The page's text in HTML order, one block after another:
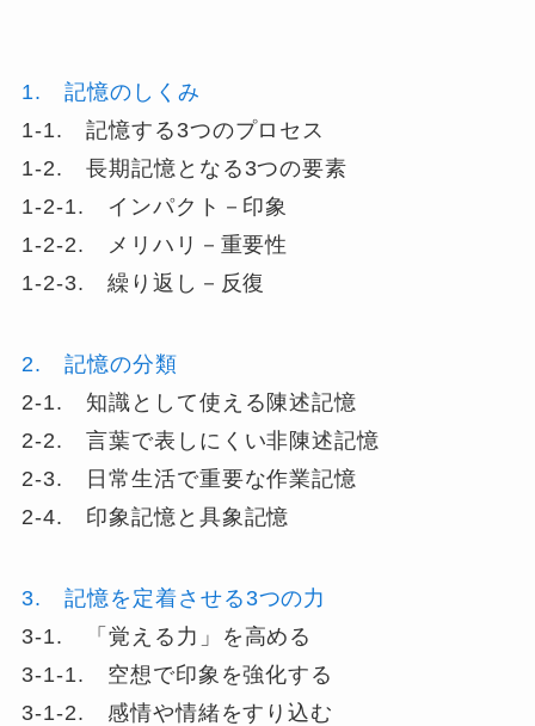
1. 記憶のしくみ
1-1. 記憶する3つのプロセス
1-2. 長期記憶となる3つの要素
1-2-1. インパクト－印象
1-2-2. メリハリ－重要性
1-2-3. 繰り返し－反復
2. 記憶の分類
2-1. 知識として使える陳述記憶
2-2. 言葉で表しにくい非陳述記憶
2-3. 日常生活で重要な作業記憶
2-4. 印象記憶と具象記憶
3. 記憶を定着させる3つの力
3-1. 「覚える力」を高める
3-1-1. 空想で印象を強化する
3-1-2. 感情や情緒をすり込む